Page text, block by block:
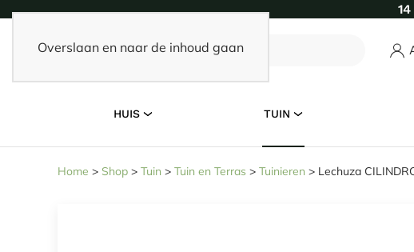
Overslaan en naar de inhoud gaan
HUIS TUIN
Home > Shop > Tuin > Tuin en Terras > Tuinieren > Lechuza